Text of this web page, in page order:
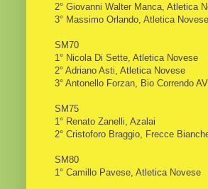
2° Giovanni Walter Manca , Atletica
3° Massimo Orlando , Atletica Novese
SM70
1° Nicola Di Sette , Atletica Novese
2° Adriano Asti , Atletica Novese
3° Antonello Forzan, Bio Correndo
SM75
1° Renato Zanelli, Azalai
2° Cristoforo Braggio, Frecce
SM80
1° Camillo Pavese , Atletica Novese